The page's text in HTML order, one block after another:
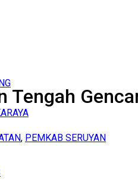
Tengah
, PEMKAB SERUYAN